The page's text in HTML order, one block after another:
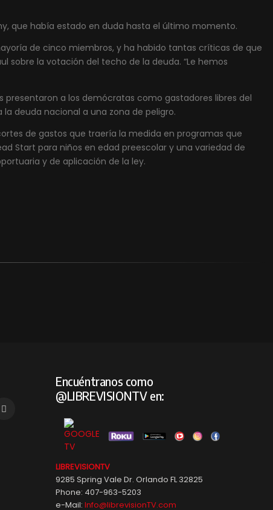
que había estado en duda hasta el último momento.
de cinco miembros, y ha habido tantas críticas de que
sobre la votación del techo de la deuda. “Le hemos
presentaron a los demócratas como gastadores libres del
deuda nacional a una zona de peligro.
de gastos que traería la medida en programas que
Start para niños en edad preescolar y una variedad de
y de aplicación de la ley.
Encuéntranos como
@LIBREVISIONTV en:
LIBREVISIONTV
9285 Spring Vale Dr. Orlando FL 32825
Phone: 407-963-5203
e-Mail: Info@librevisionTV.com